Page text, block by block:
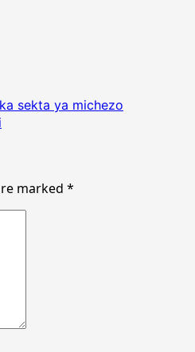
sekta ya michezo
marked *